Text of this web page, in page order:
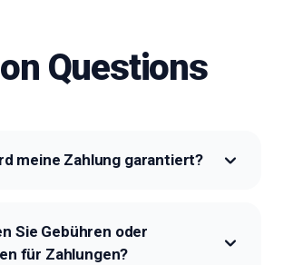
Questions
meine Zahlung garantiert?
Sie Gebühren oder
für Zahlungen?